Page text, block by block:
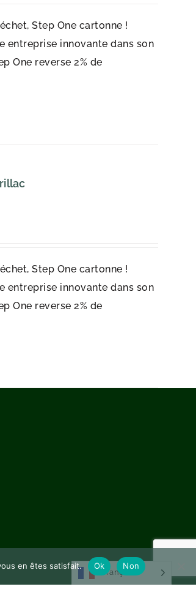
Step One cartonne !
entreprise innovante dans son
One reverse 2% de
Step One cartonne !
entreprise innovante dans son
One reverse 2% de
en êtes satisfait. Ok Non
Français